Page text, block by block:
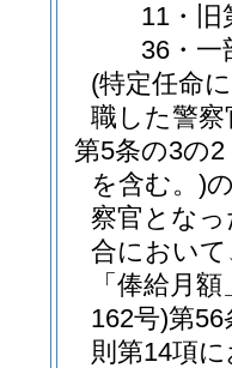
11・旧
36・一
(特定任命
職した警
第5条の3の2
を含む。)
察官とな
合におい
「俸給月
162号)第56
則第14項